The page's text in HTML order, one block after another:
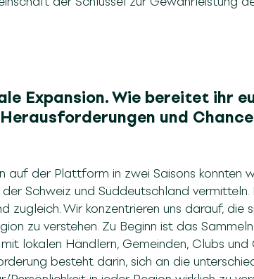
Expansion. Wie bereitet ihr
und
auf der Plattform in zwei Saisons konnten
Schweiz und Süddeutschland
zugleich. Wir konzentrieren uns darauf, die
zu verstehen. Zu Beginn ist das
lokalen Händlern, Gemeinden, Clubs und
besteht darin, sich an die